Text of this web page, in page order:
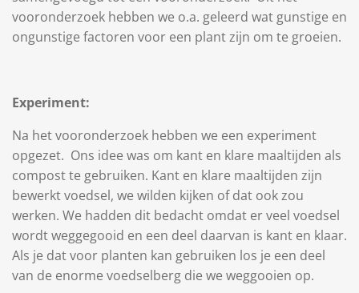
vooronderzoek hebben we o.a. geleerd wat gunstige en
ongunstige factoren voor een plant zijn om te groeien.
Experiment:
Na het vooronderzoek hebben we een experiment
opgezet. Ons idee was om kant en klare maaltijden als
compost te gebruiken. Kant en klare maaltijden zijn
bewerkt voedsel, we wilden kijken of dat ook zou
werken. We hadden dit bedacht omdat er veel voedsel
wordt weggegooid en een deel daarvan is kant en klaar.
Als je dat voor planten kan gebruiken los je een deel
van de enorme voedselberg die we weggooien op.